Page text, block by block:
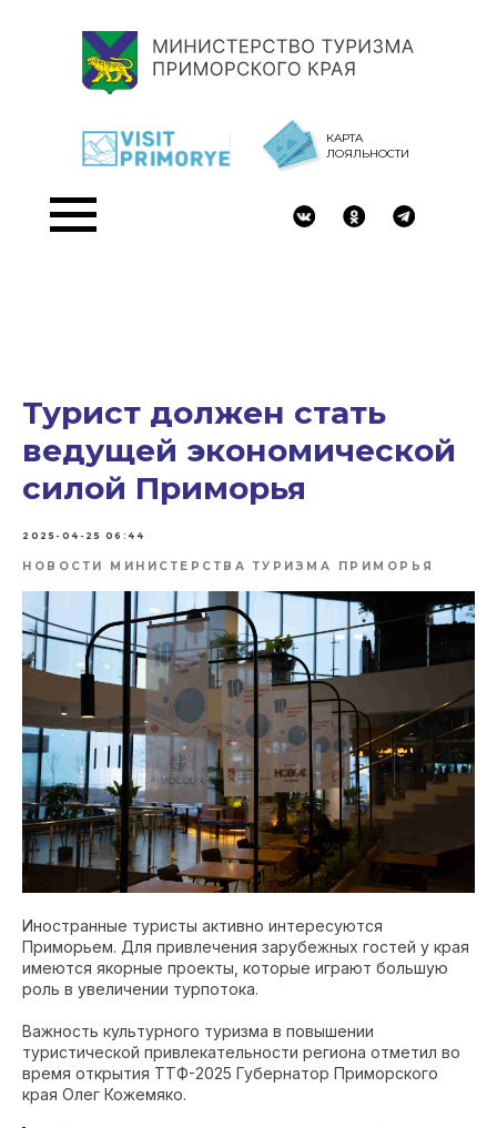
КАРТА
ЛОЯЛЬНОСТИ
Турист должен стать
ведущей экономической
силой Приморья
2025-04-25 06:44
НОВОСТИ МИНИСТЕРСТВА ТУРИЗМА ПРИМОРЬЯ
Иностранные туристы активно интересуются
Приморьем. Для привлечения зарубежных гостей у края
имеются якорные проекты, которые играют большую
роль в увеличении турпотока.
Важность культурного туризма в повышении
туристической привлекательности региона отметил во
время открытия ТТФ-2025 Губернатор Приморского
края Олег Кожемяко.